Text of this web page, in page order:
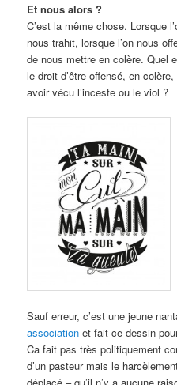
Et nous alors ?
C’est la même chose. Lorsque
nous trahit, lorsque l’on nous
de nous mettre en colère. Quel
le droit d’être offensé, en
avoir vécu l’inceste ou le viol ?
Sauf erreur, c’est une jeune
association et fait ce dessin
Ca fait pas très politiquement
d’un pasteur mais le